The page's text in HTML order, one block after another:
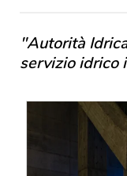
"Autorità
servizio idrico